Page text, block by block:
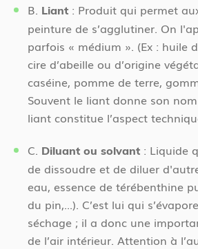
B. Liant : Produit qui permet
peinture de s’agglutiner. On
parfois « médium ». (Ex : huile
cire d’abeille ou d’origine
caséine, pomme de terre,
Souvent le liant donne son
liant constitue l’aspect
C. Diluant ou solvant : Liquide
de dissoudre et de diluer
eau, essence de térébenthine
du pin,...). C’est lui qui
séchage ; il a donc une
de l’air intérieur. Attention à